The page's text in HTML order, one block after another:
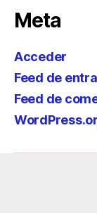
Meta
Acceder
Feed de
Feed de